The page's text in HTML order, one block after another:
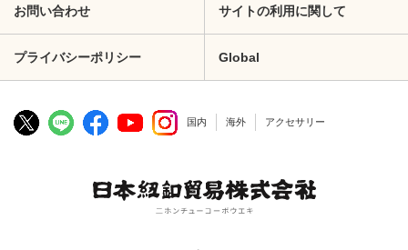
お問い合わせ サイトの利用に関して
プライバシーポリシー Global
国内 海外 アクセサリー